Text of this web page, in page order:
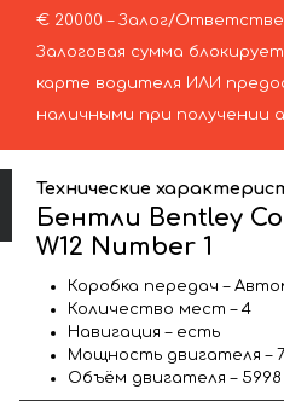
€ 20000 – Залог/
Залоговая сумма
карте водителя ИЛИ
наличными при получении
Технические
Бентли Bentley
W12 Number 1
Коробка передач –
Количество мест – 4
Навигация – есть
Мощность двигателя –
Объём двигателя – 5998